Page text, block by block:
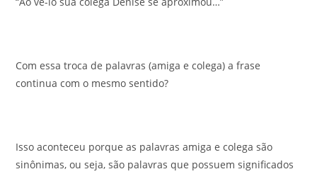
Com essa troca de palavras (amiga e colega) a frase
continua com o mesmo sentido?
Isso aconteceu porque as palavras amiga e colega são
sinônimas, ou seja, são palavras que possuem significados